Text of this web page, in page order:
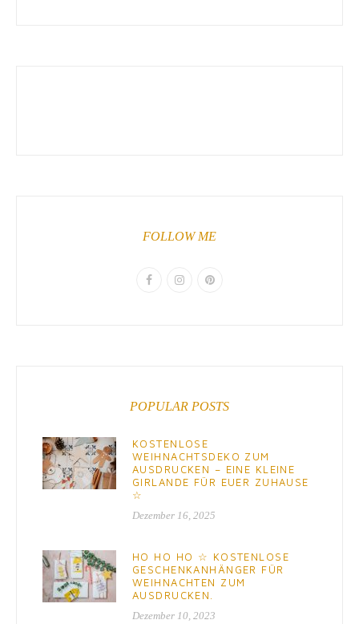
FOLLOW ME
POPULAR POSTS
KOSTENLOSE
WEIHNACHTSDEKO ZUM
AUSDRUCKEN – EINE KLEINE
GIRLANDE FÜR EUER ZUHAUSE
☆
Dezember 16, 2025
HO HO HO ☆ KOSTENLOSE
GESCHENKANHÄNGER FÜR
WEIHNACHTEN ZUM
AUSDRUCKEN.
Dezember 10, 2023